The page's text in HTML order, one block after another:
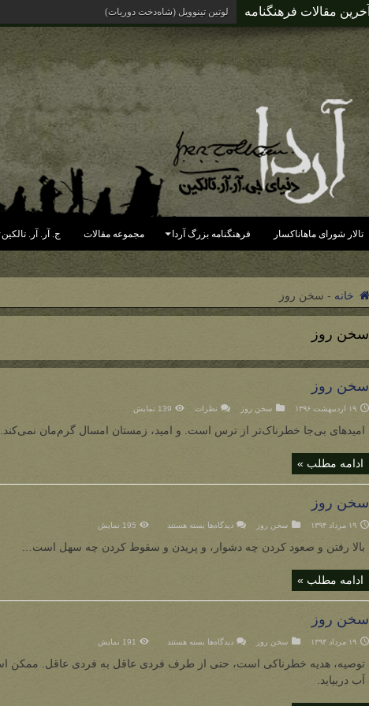
آخرین مقالات فرهنگنامه لوتین تینوویل (شاه‌دخت دوریات)
تالار شورای ماهاناکسار فرهنگنامه بزرگ آردا مجموعه مقالات ج. آر. آر. تالکین
خانه - سخن روز
سخن روز
سخن روز
۱۹ اردیبهشت ۱۳۹۶ سخن روز نظرات 139 نمایش
امیدهای بی‌جا خطرناک‌تر از ترس است. و امید، زمستان امسال گرم‌مان نمی‌کند.
ادامه مطلب »
سخن روز
۱۹ مرداد ۱۳۹۴ سخن روز دیدگاه‌ها برای
بسته هستند 195 نمایش
بالا رفتن و صعود کردن چه دشوار، و پریدن و سقوط کردن چه سهل است…
ادامه مطلب »
سخن روز
۱۹ مرداد ۱۳۹۴ سخن روز دیدگاه‌ها برای
روز
بسته هستند 191 نمایش
توصیه، هدیه خطرناکی است، حتی از طرف فردی عاقل به فردی عاقل. ممکن
آب دربیاید.